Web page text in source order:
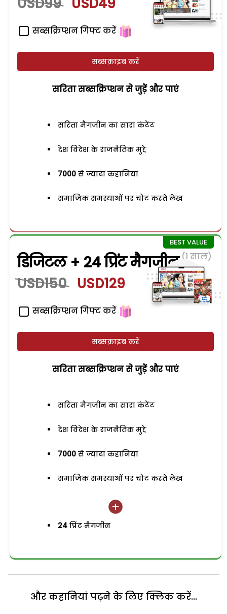
सब्सक्रिप्शन गिफ्ट करें
सब्सक्राइब करें
सरिता सब्सक्रिप्शन से जुड़ेें और पाएं
सरिता मैगजीन का सारा कंटेंट
देश विदेश के राजनैतिक मुद्दे
7000 से ज्यादा कहानियां
समाजिक समस्याओं पर चोट करते लेख
डिजिटल + 24 प्रिंट मैगजीन (1 साल)
USD150 USD129
सब्सक्रिप्शन गिफ्ट करें
सब्सक्राइब करें
सरिता सब्सक्रिप्शन से जुड़ेें और पाएं
सरिता मैगजीन का सारा कंटेंट
देश विदेश के राजनैतिक मुद्दे
7000 से ज्यादा कहानियां
समाजिक समस्याओं पर चोट करते लेख
24 प्रिंट मैगजीन
और कहानियां पढ़ने के लिए क्लिक करें...